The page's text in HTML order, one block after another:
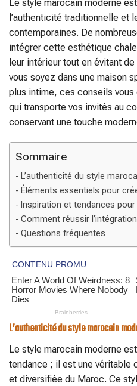
Le style marocain moderne
l’authenticité traditionnelle et
contemporaines. De
intégrer cette esthétique
leur intérieur tout en évitant
vous soyez dans une maison
plus intime, ces conseils
qui transporte vos invités au
conservant une touche
Sommaire
L’authenticité du style
Éléments essentiels pour
Inspiration et tendances
Comment réussir
Questions fréquentes
L’authenticité du style marocain
Le style marocain moderne
tendance ; il est une véritable
et diversifiée du Maroc. Ce